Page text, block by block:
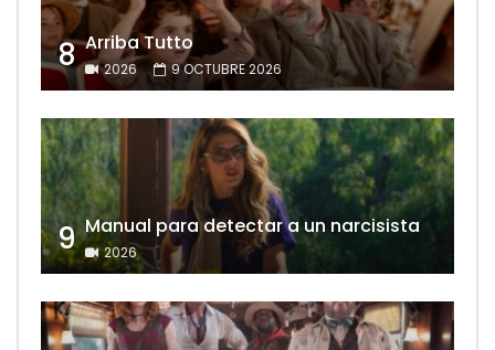
8 Arriba Tutto
2026 9 OCTUBRE 2026
9 Manual para detectar a un narcisista
2026